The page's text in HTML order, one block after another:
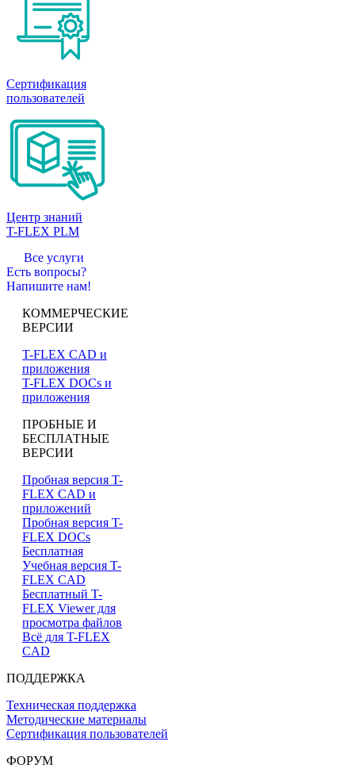
Сертификация
пользователей
Центр знаний
T-FLEX PLM
Все услуги
Есть вопросы?
Напишите нам!
КОММЕРЧЕСКИЕ
ВЕРСИИ
T-FLEX CAD и
приложения
T-FLEX DOCs и
приложения
ПРОБНЫЕ И
БЕСПЛАТНЫЕ
ВЕРСИИ
Пробная версия T-
FLEX CAD и
приложений
Пробная версия T-
FLEX DOCs
Бесплатная
Учебная версия T-
FLEX CAD
Бесплатный T-
FLEX Viewer для
просмотра файлов
Всё для T-FLEX
CAD
ПОДДЕРЖКА
Техническая поддержка
Методические материалы
Сертификация пользователей
ФОРУМ